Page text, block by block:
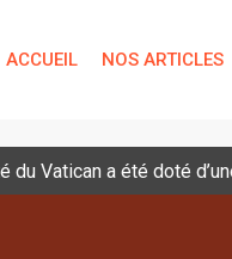
ACCUEIL NOS ARTICLES
du Vatican a été doté